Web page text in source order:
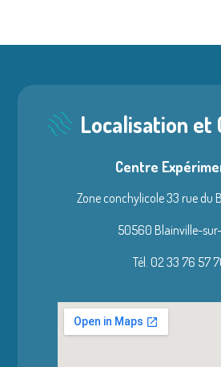
Localisation et
Centre
Zone conchylicole 33 rue du
50560 Blainville-
Tél. 02 33 76 57